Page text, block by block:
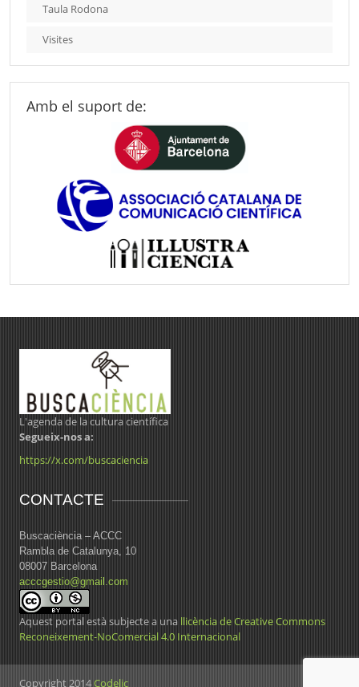
Taula Rodona
Visites
Amb el suport de:
L'agenda de la cultura científica
Segueix-nos a:
https://x.com/buscaciencia
CONTACTE
Buscaciència – ACCC
Rambla de Catalunya, 10
08007 Barcelona
acccgestio@gmail.com
Aquest portal està subjecte a una llicència de Creative Commons
Reconeixement-NoComercial 4.0 Internacional
Copyright 2014Codelic